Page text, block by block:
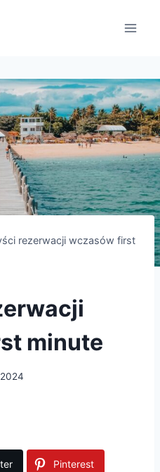
rezerwacji wczasów first
minute
Pinterest